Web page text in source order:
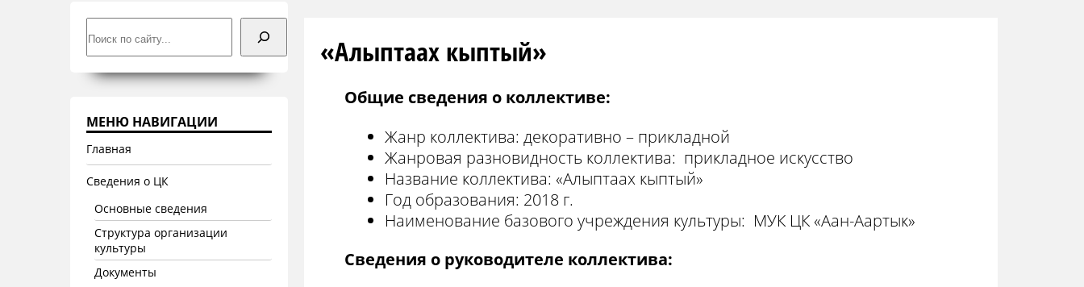
МЕНЮ НАВИГАЦИИ
Главная
Сведения о ЦК
Основные сведения
Структура организации
культуры
Документы
«Алыптаах кыптый»
Общие сведения о коллективе:
Жанр коллектива: декоративно – прикладной
Жанровая разновидность коллектива: прикладное искусство
Название коллектива: «Алыптаах кыптый»
Год образования: 2018 г.
Наименование базового учреждения культуры: МУК ЦК «Аан-Аартык»
Сведения о руководителе коллектива: